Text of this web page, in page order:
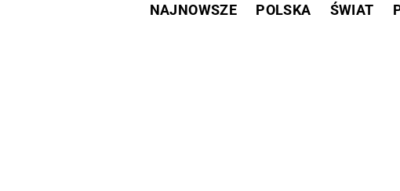
NAJNOWSZE POLSKA ŚWIAT